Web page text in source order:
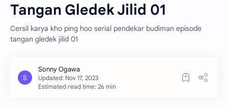
Tangan Gledek Jilid 01
Cersil karya kho ping hoo serial pendekar budiman episode
tangan gledek jilid 01
Estimated read time: 26 min